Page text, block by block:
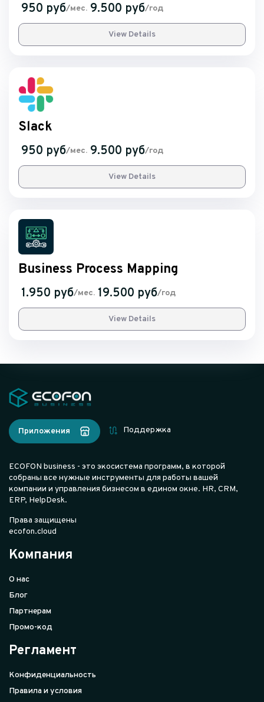
950 руб/мес. 9.500 руб/год
View Details
Slack
950 руб/мес. 9.500 руб/год
View Details
Business Process Mapping
1.950 руб/мес. 19.500 руб/год
View Details
Приложения Поддержка
ECOFON business - это экосистема программ, в которой
собраны все нужные инструменты для работы вашей
компании и управления бизнесом в едином окне. HR, CRM,
ERP, HelpDesk.
Права защищены
ecofon.cloud
Компания
О нас
Блог
Партнерам
Промо-код
Регламент
Конфиденциальность
Правила и условия